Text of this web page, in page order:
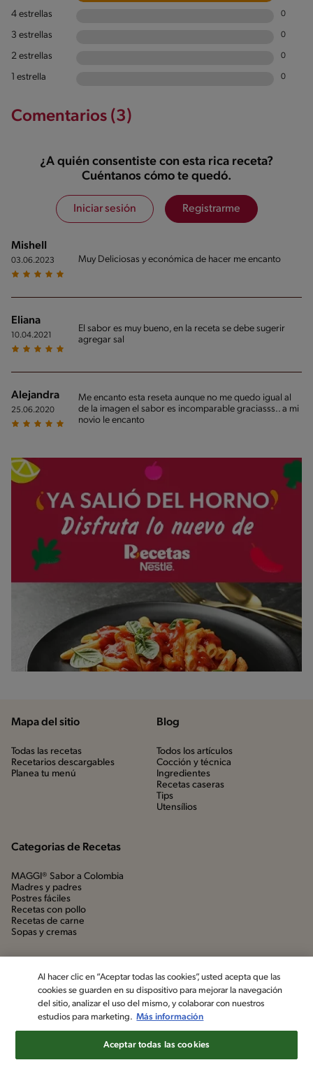
4 estrellas 0
3 estrellas 0
2 estrellas 0
1 estrella 0
Comentarios (3)
¿A quién consentiste con esta rica receta?
Cuéntanos cómo te quedó.
Iniciar sesión Registrarme
MisheII
03.06.2023 Muy Deliciosas y económica de hacer me encanto
Eliana
10.04.2021
El sabor es muy bueno, en la receta se debe sugerir
agregar sal
Alejandra
25.06.2020
Me encanto esta reseta aunque no me quedo igual al
de la imagen el sabor es incomparable graciasss.. a mi
novio le encanto
Mapa del sitio
Todas las recetas
Recetarios descargables
Planea tu menú
Blog
Todos los artículos
Cocción y técnica
Ingredientes
Recetas caseras
Tips
Utensílios
Categorias de Recetas
MAGGI® Sabor a Colombia
Madres y padres
Postres fáciles
Recetas con pollo
Recetas de carne
Sopas y cremas
©2022, Nestlé. Marcas registradas por Société dels Produits Nestlé,
Al hacer clic en “Aceptar todas las cookies”, usted acepta que las
cookies se guarden en su dispositivo para mejorar la navegación
del sitio, analizar el uso del mismo, y colaborar con nuestros
estudios para marketing. Más información
Aceptar todas las cookies